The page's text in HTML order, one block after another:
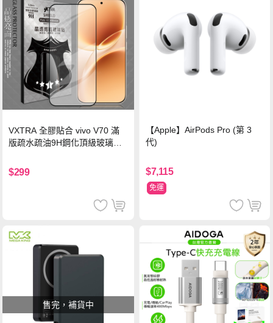
VXTRA 全膠貼合 vivo V70 滿
版疏水疏油9H鋼化頂級玻璃貼
$299
【Apple】AirPods Pro (第 3
代)
$7,115
免運
售完，補貨中